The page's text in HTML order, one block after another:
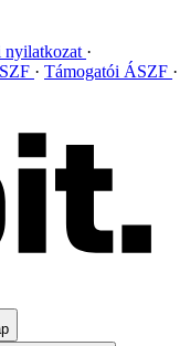
nyilatkozat
Támogatói ÁSZF